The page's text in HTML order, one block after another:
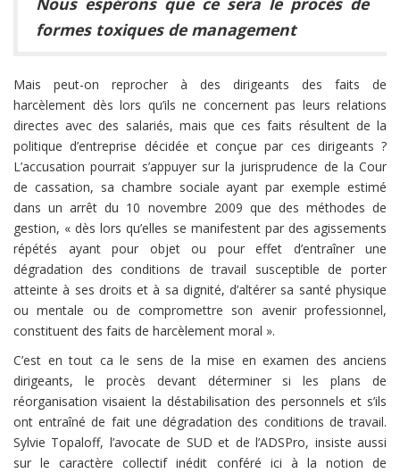
formes toxiques de management
Mais peut-on reprocher à des dirigeants des faits de
harcèlement dès lors qu’ils ne concernent pas leurs relations
directes avec des salariés, mais que ces faits résultent de la
politique d’entreprise décidée et conçue par ces dirigeants ?
L’accusation pourrait s’appuyer sur la jurisprudence de la Cour
de cassation, sa chambre sociale ayant par exemple estimé
dans un arrêt du 10 novembre 2009 que des méthodes de
gestion, « dès lors qu’elles se manifestent par des agissements
répétés ayant pour objet ou pour effet d’entraîner une
dégradation des conditions de travail susceptible de porter
atteinte à ses droits et à sa dignité, d’altérer sa santé physique
ou mentale ou de compromettre son avenir professionnel,
constituent des faits de harcèlement moral ».
C’est en tout ca le sens de la mise en examen des anciens
dirigeants, le procès devant déterminer si les plans de
réorganisation visaient la déstabilisation des personnels et s’ils
ont entraîné de fait une dégradation des conditions de travail.
Sylvie Topaloff, l’avocate de SUD et de l’ADSPro, insiste aussi
sur le caractère collectif inédit conféré ici à la notion de